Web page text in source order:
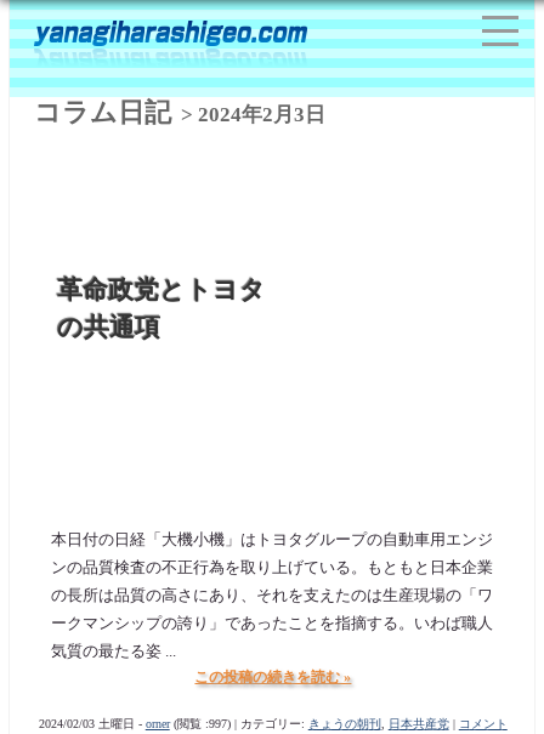
コラム日記> 2024年2月3日
革命政党とトヨタ
の共通項
本日付の日経「大機小機」はトヨタグループの自動車用エンジ
ンの品質検査の不正行為を取り上げている。もともと日本企業
の長所は品質の高さにあり、それを支えたのは生産現場の「ワ
ークマンシップの誇り」であったことを指摘する。いわば職人
気質の最たる姿 ...
この投稿の続きを読む »
2024/02/03 土曜日 - orner(閲覧 :997) | カテゴリー: きょうの朝刊 , 日本共産党|
コメント